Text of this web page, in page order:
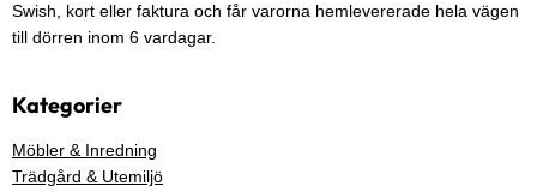
Swish, kort eller faktura och får varorna hemlevererade hela vägen
till dörren inom 6 vardagar.
Kategorier
Möbler & Inredning
Trädgård & Utemiljö